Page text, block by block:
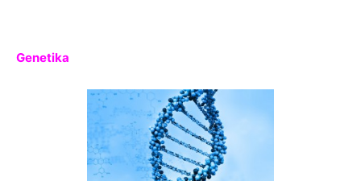
Genetika